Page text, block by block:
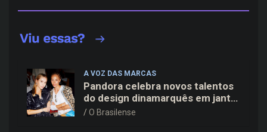
A VOZ DAS MARCAS
Pandora celebra novos talentos
do design dinamarquês em jantar
exclusivo no restaurante Daphne
O Brasilense